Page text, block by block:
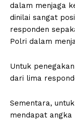
dalam menjaga
dinilai sangat
responden
Polri dalam
Untuk
dari lima
Sementara,
mendapat angka